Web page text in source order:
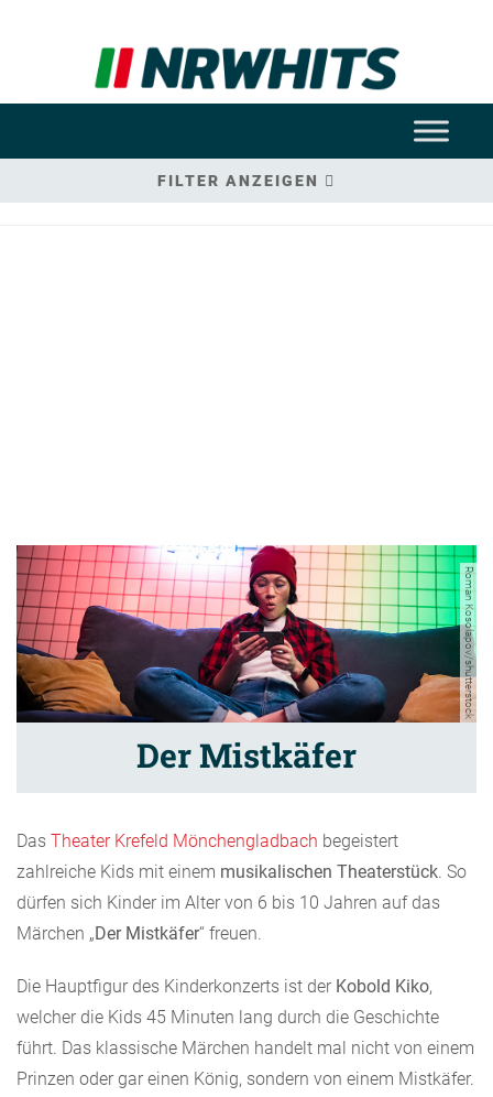
FILTER ANZEIGEN
Roman Kosolapov/shutterstock
Der Mistkäfer
Das Theater Krefeld Mönchengladbach begeistert
zahlreiche Kids mit einem musikalischen Theaterstück . So
dürfen sich Kinder im Alter von 6 bis 10 Jahren auf das
Märchen „Der Mistkäfer“ freuen.
Die Hauptfigur des Kinderkonzerts ist der Kobold Kiko,
welcher die Kids 45 Minuten lang durch die Geschichte
führt. Das klassische Märchen handelt mal nicht von einem
Prinzen oder gar einen König, sondern von einem Mistkäfer.